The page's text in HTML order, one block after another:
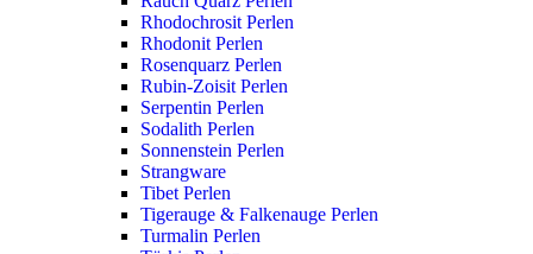
Rhodochrosit Perlen
Rhodonit Perlen
Rosenquarz Perlen
Rubin-Zoisit Perlen
Serpentin Perlen
Sodalith Perlen
Sonnenstein Perlen
Strangware
Tibet Perlen
Tigerauge & Falkenauge Perlen
Turmalin Perlen